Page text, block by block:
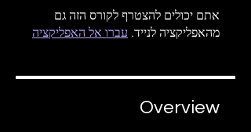
אתם יכולים להצטרף לקורס הזה גם
מהאפליקציה לנייד. עברו אל האפליקציה
Overview